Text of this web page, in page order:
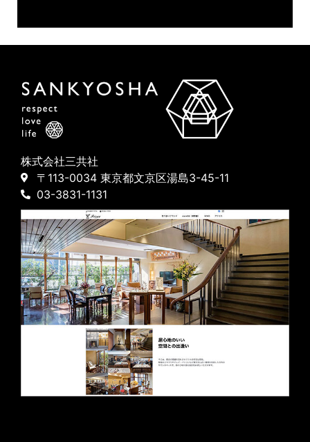
株式会社三共社
〒113-0034 東京都文京区湯島3-45-11
03-3831-1131